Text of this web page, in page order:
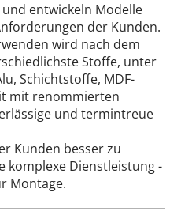
entwickeln Modelle
der Kunden.
wird nach dem
Stoffe, unter
Schichtstoffe, MDF-
mit renommierten
und termintreue
Kunden besser zu
komplexe Dienstleistung -
Montage.